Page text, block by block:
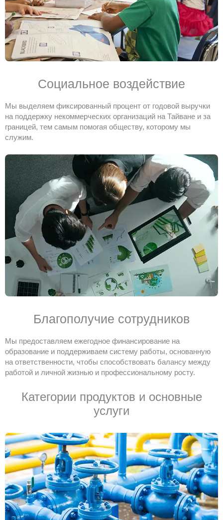
Социальное воздействие
Мы выделяем фиксированный процент от годовой выручки
на поддержку некоммерческих организаций на Тайване и за
границей, тем самым помогая обществу, которому мы
служим.
Благополучие сотрудников
Мы предоставляем ежегодное финансирование на
образование и поддерживаем систему работы, основанную
на ответственности, чтобы способствовать балансу между
работой и личной жизнью и профессиональному росту.
Категории продуктов и основные
услуги